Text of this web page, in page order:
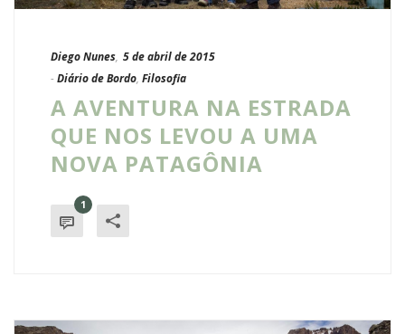
Diego Nunes, 5 de abril de 2015
- Diário de Bordo, Filosofia
A AVENTURA NA ESTRADA
QUE NOS LEVOU A UMA
NOVA PATAGÔNIA
1